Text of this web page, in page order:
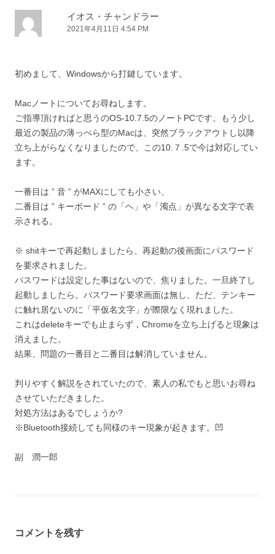
イオス・チャンドラー
2021年4月11日 4:54 PM
初めまして、Windowsから打鍵しています。
Macノートについてお尋ねします。
ご指導頂ければと思うのOS-10.7.5のノートPCです。もう少し
最近の製品の薄っぺら型のMacは、突然ブラックアウトし以降
立ち上がらなくなりましたので、この10.７.5で今は対応してい
ます。
一番目は ” 音 ” がMAXにしても小さい、
二番目は ” キーボード ” の「ヘ」や「濁点」が異なる文字で表
示される。
※ shitキーで再起動しましたら、再起動の後画面にパスワード
を要求されました。
パスワードは設定した事はないので、焦りました。一旦終了し
起動しましたら。パスワード要求画面は無し、ただ、テンキー
に触れ居ないのに「平仮名文字」が際限なく現れました。
これはdeleteキーでも止まらず，Chromeを立ち上げると現象は
消えました。
結果、問題の一番目と二番目は解消していません。
判りやすく解説をされていたので、素人の私でもと思いお尋ね
させていただきました。
対処方法はあるでしょうか?
※Bluetooth接続しても同様のキー現象が起きます。凹
副 潤一郎
コメントを残す